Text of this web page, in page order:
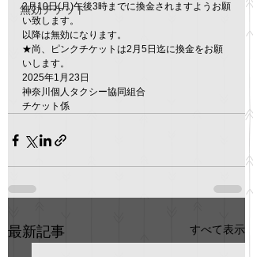
無効チケット
2月10日(月)午後3時までに換金されますようお願
い致します。
以降は無効になります。
★尚、ピンクチケットは2月5日迄に換金をお願
いします。
2025年1月23日
神奈川個人タクシー協同組合
チケット係
最新記事 すべて表示